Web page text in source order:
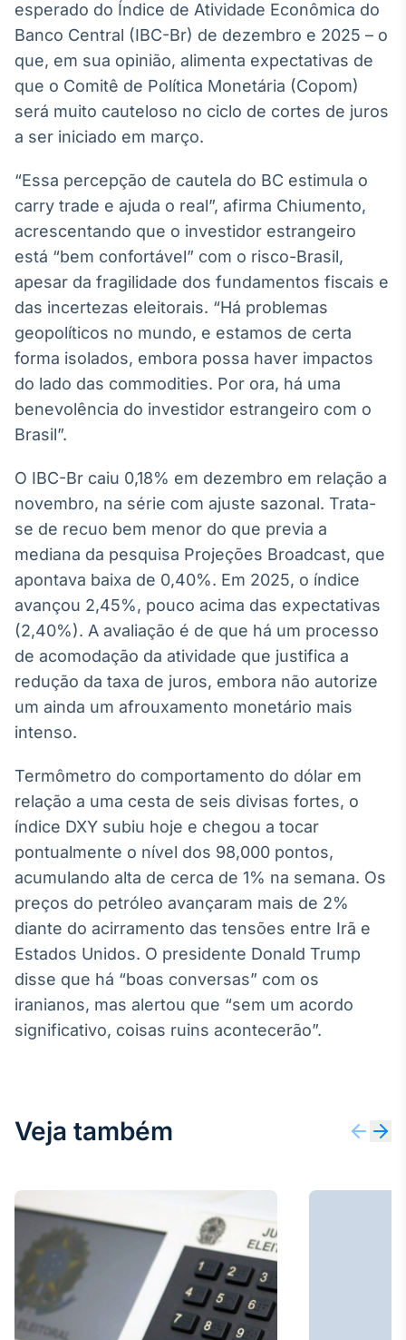
Em breve
Em breve
Investimentos
Em breve
Em breve
Crédito
Em breve
esperado do Índice de Atividade Econômica do
Banco Central (IBC-Br) de dezembro e 2025 – o
que, em sua opinião, alimenta expectativas de
que o Comitê de Política Monetária (Copom)
será muito cauteloso no ciclo de cortes de juros
a ser iniciado em março.
“Essa percepção de cautela do BC estimula o
carry trade e ajuda o real”, afirma Chiumento,
acrescentando que o investidor estrangeiro
está “bem confortável” com o risco-Brasil,
apesar da fragilidade dos fundamentos fiscais e
das incertezas eleitorais. “Há problemas
geopolíticos no mundo, e estamos de certa
forma isolados, embora possa haver impactos
do lado das commodities. Por ora, há uma
benevolência do investidor estrangeiro com o
Brasil”.
O IBC-Br caiu 0,18% em dezembro em relação a
novembro, na série com ajuste sazonal. Trata-
se de recuo bem menor do que previa a
mediana da pesquisa Projeções Broadcast, que
apontava baixa de 0,40%. Em 2025, o índice
avançou 2,45%, pouco acima das expectativas
(2,40%). A avaliação é de que há um processo
de acomodação da atividade que justifica a
redução da taxa de juros, embora não autorize
um ainda um afrouxamento monetário mais
intenso.
Termômetro do comportamento do dólar em
relação a uma cesta de seis divisas fortes, o
índice DXY subiu hoje e chegou a tocar
pontualmente o nível dos 98,000 pontos,
acumulando alta de cerca de 1% na semana. Os
preços do petróleo avançaram mais de 2%
diante do acirramento das tensões entre Irã e
Estados Unidos. O presidente Donald Trump
disse que há “boas conversas” com os
iranianos, mas alertou que “sem um acordo
significativo, coisas ruins acontecerão”.
Veja também